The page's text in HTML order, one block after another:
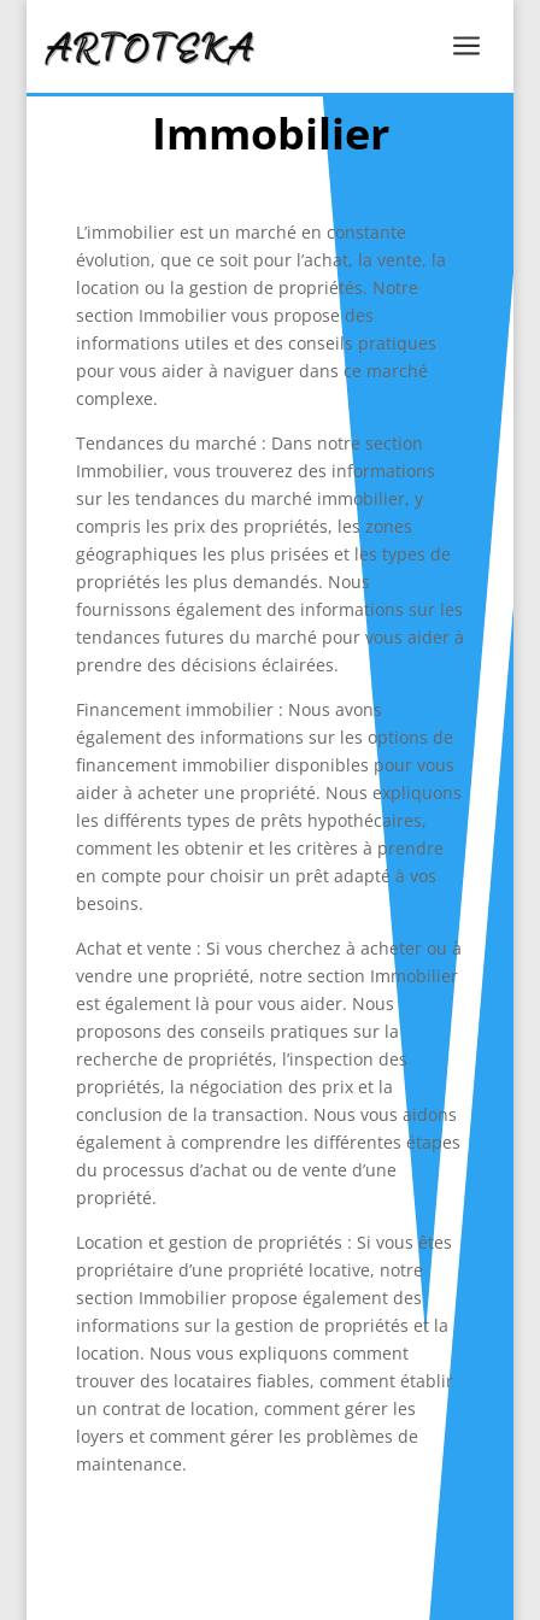
a
Immobilier
L’immobilier est un marché en constante
évolution, que ce soit pour l’achat, la vente, la
location ou la gestion de propriétés. Notre
section Immobilier vous propose des
informations utiles et des conseils pratiques
pour vous aider à naviguer dans ce marché
complexe.
Tendances du marché : Dans notre section
Immobilier, vous trouverez des informations
sur les tendances du marché immobilier, y
compris les prix des propriétés, les zones
géographiques les plus prisées et les types de
propriétés les plus demandés. Nous
fournissons également des informations sur les
tendances futures du marché pour vous aider à
prendre des décisions éclairées.
Financement immobilier : Nous avons
également des informations sur les options de
financement immobilier disponibles pour vous
aider à acheter une propriété. Nous expliquons
les différents types de prêts hypothécaires,
comment les obtenir et les critères à prendre
en compte pour choisir un prêt adapté à vos
besoins.
Achat et vente : Si vous cherchez à acheter ou à
vendre une propriété, notre section Immobilier
est également là pour vous aider. Nous
proposons des conseils pratiques sur la
recherche de propriétés, l’inspection des
propriétés, la négociation des prix et la
conclusion de la transaction. Nous vous aidons
également à comprendre les différentes étapes
du processus d’achat ou de vente d’une
propriété.
Location et gestion de propriétés : Si vous êtes
propriétaire d’une propriété locative, notre
section Immobilier propose également des
informations sur la gestion de propriétés et la
location. Nous vous expliquons comment
trouver des locataires fiables, comment établir
un contrat de location, comment gérer les
loyers et comment gérer les problèmes de
maintenance.